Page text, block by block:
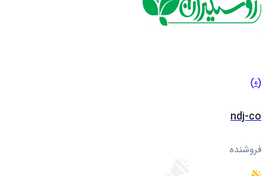
(0)
ndj-co
فروشنده